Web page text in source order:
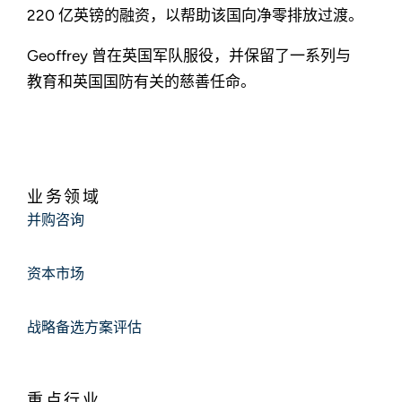
220 亿英镑的融资，以帮助该国向净零排放过渡。
Geoffrey 曾在英国军队服役，并保留了一系列与
教育和英国国防有关的慈善任命。
业务领域
并购咨询
资本市场
战略备选方案评估